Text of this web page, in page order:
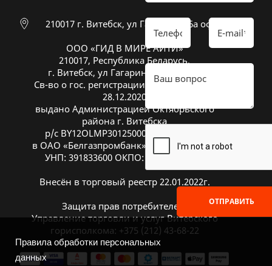
210017 г. Витебск, ул Гагарина 26а оф 20
ООО «ГИД В МИРЕ АЙТИ»
210017, Республика Беларусь,
г. Витебск, ул Гагарина 26А, оф. 20
Св-во о гос. регистрации № 391833600 от
28.12.2020
выдано Администрацией Октябрьского
района г. Витебска
р/с BY12OLMP30125000269700000933
в ОАО «Белгазпромбанк», код OLMPBY2X
УНП: 391833600 ОКПО: 504669272000
Внесён в торговый реестр 22.01.2022г.
Защита прав потребителей:
Управление торговли и услуг Витебского
горисполкома: +375 (212) 43-68-22
ОТПРАВИТЬ
Правила обработки персональных
данных